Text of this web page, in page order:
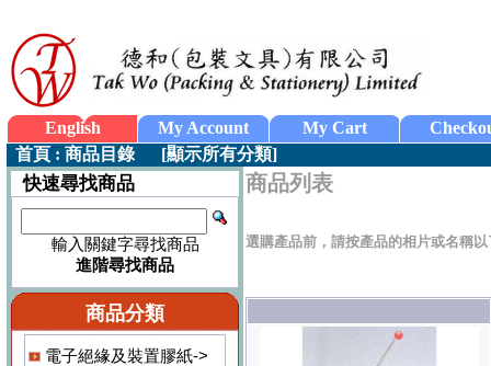
English My Account My Cart
首頁 : 商品目錄[顯示所有分類]
快速尋找商品
輸入關鍵字尋找商品
進階尋找商品
商品分類
電子絕緣及裝置膠紙->
商品列表
選購產品前，請按產品的相片或名稱